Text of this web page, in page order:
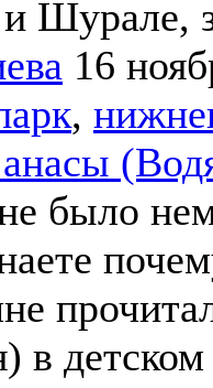
Шурале,
16
,
было
в